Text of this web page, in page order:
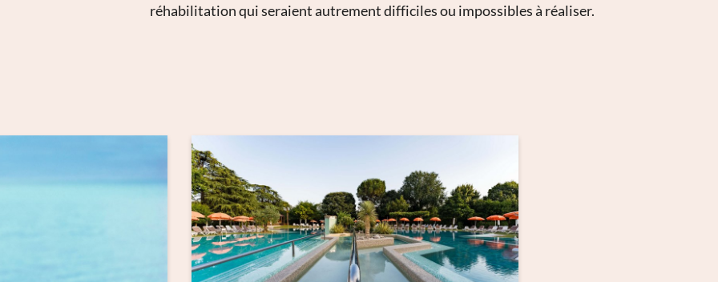
réhabilitation qui seraient autrement difficiles ou impossibles à réaliser.